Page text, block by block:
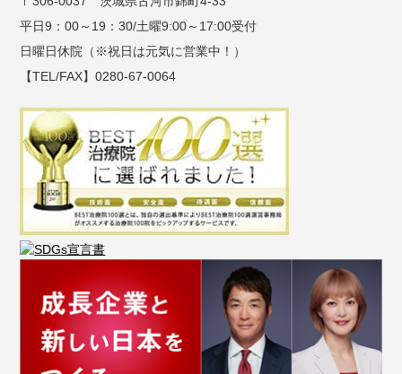
平日9：00～19：30/土曜9:00～17:00受付
日曜日休院（※祝日は元気に営業中！）
【TEL/FAX】0280-67-0064